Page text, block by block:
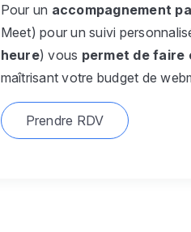
Pour un accompagnement
Meet) pour un suivi
heure) vous permet de
maîtrisant votre budget de
Prendre RDV